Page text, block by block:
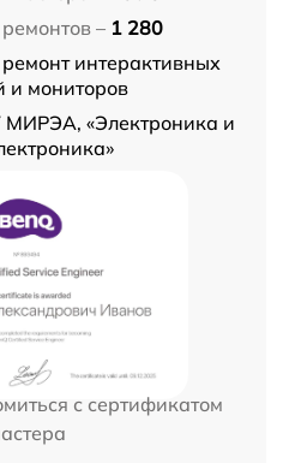
– 1 280
ремонт интерактивных
и мониторов
МИРЭА, «Электроника и
с сертификатом